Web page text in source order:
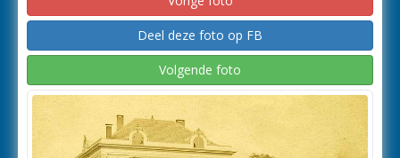
Deel deze foto op FB
Volgende foto